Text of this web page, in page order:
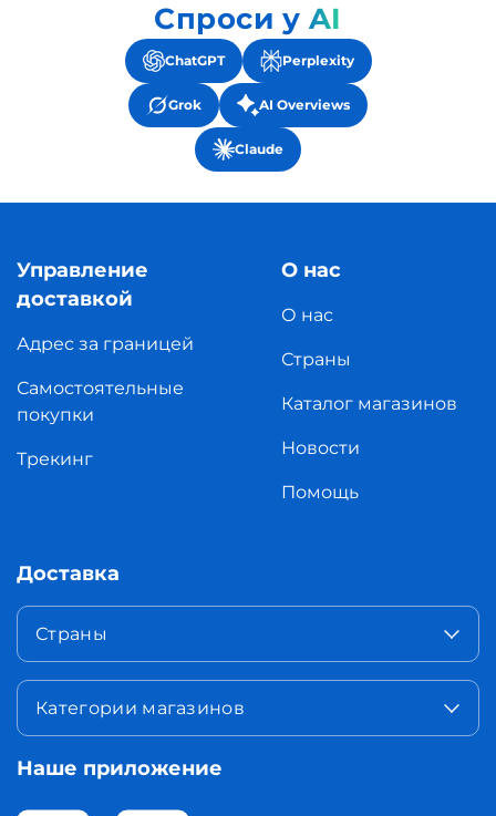
Спроси у AI
ChatGPT Perplexity
Grok AI Overviews
Claude
Управление
доставкой
Адрес за границей
Самостоятельные
покупки
Трекинг
О нас
О нас
Страны
Каталог магазинов
Новости
Помощь
Доставка
Страны
Категории магазинов
Наше приложение